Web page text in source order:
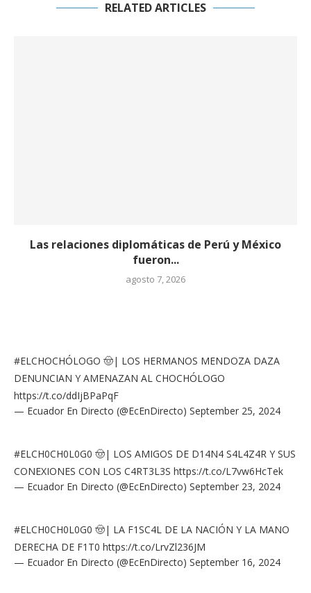
RELATED ARTICLES
Las relaciones diplomáticas de Perú y México
fueron...
agosto 7, 2026
#ELCHOCHÓLOGO 🤠| LOS HERMANOS MENDOZA DAZA
DENUNCIAN Y AMENAZAN AL CHOCHÓLOGO
https://t.co/ddIjBPaPqF
— Ecuador En Directo (@EcEnDirecto) September 25, 2024
#ELCH0CH0L0G0 🤠| LOS AMIGOS DE D14N4 S4L4Z4R Y SUS
CONEXIONES CON LOS C4RT3L3S https://t.co/L7vw6HcTek
— Ecuador En Directo (@EcEnDirecto) September 23, 2024
#ELCH0CH0L0G0 🤠| LA F1SC4L DE LA NACIÓN Y LA MANO
DERECHA DE F1T0 https://t.co/LrvZl236JM
— Ecuador En Directo (@EcEnDirecto) September 16, 2024